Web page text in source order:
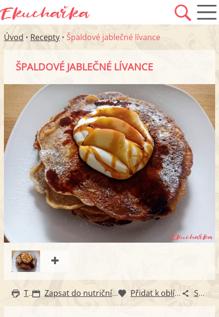
Úvod • Recepty • Špaldové jablečné lívance
ŠPALDOVÉ JABLEČNÉ LÍVANCE
Tisk Zapsat do nutričního diáře Přidat k oblíbeným Sdílet